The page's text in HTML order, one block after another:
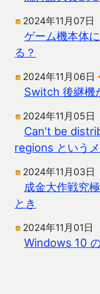
2024年11月07日
ゲーム機本体
る？
2024年11月06日
Switch 後継機
2024年11月05日
Can't be
regions という
2024年11月03日
成金大作戦究
とき
2024年11月01日
Windows 10